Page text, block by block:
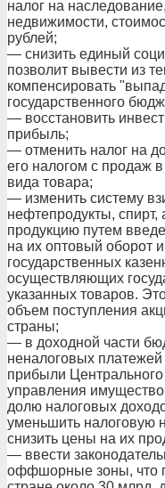
налог на
недвижимости,
рублей;
— снизить единый
позволит вывести из
компенсировать
государственного
— восстановить
прибыль;
— отменить налог на
его налогом с продаж
вида товара;
— изменить систему
нефтепродукты, спирт,
продукцию путем
на их оптовый оборот
государственных
осуществляющих
указанных товаров.
объем поступления
страны;
— в доходной части
неналоговых
прибыли
управления
долю налоговых
уменьшить налоговую
снизить цены на их
— ввести
оффшорные зоны, что